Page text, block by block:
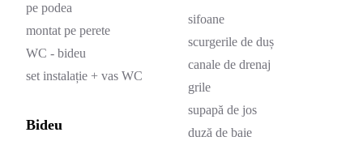
pe podea
montat pe perete
WC - bideu
set instalație + vas WC
Bideu
sifoane
scurgerile de duș
canale de drenaj
grile
supapă de jos
duză de baie